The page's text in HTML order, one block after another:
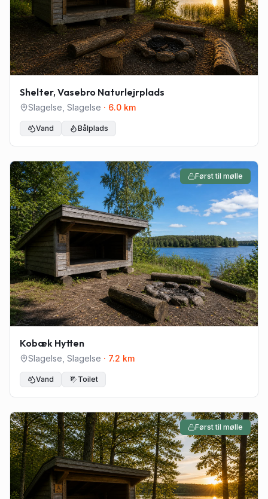
Shelter, Vasebro Naturlejrplads
Slagelse Slagelse · 6.0 km
Vand Bålplads
Først til mølle
Kobæk Hytten
Slagelse Slagelse · 7.2 km
Vand Toilet
Først til mølle